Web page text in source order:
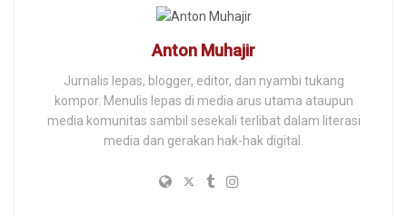
Anton Muhajir
Jurnalis lepas, blogger, editor, dan nyambi tukang
kompor. Menulis lepas di media arus utama ataupun
media komunitas sambil sesekali terlibat dalam literasi
media dan gerakan hak-hak digital.